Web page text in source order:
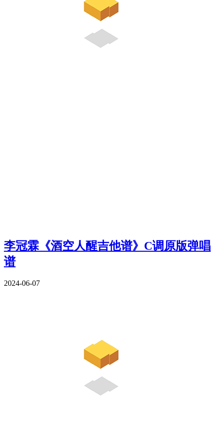
李冠霖《酒空人醒吉他谱》C调原版弹唱
谱
2024-06-07